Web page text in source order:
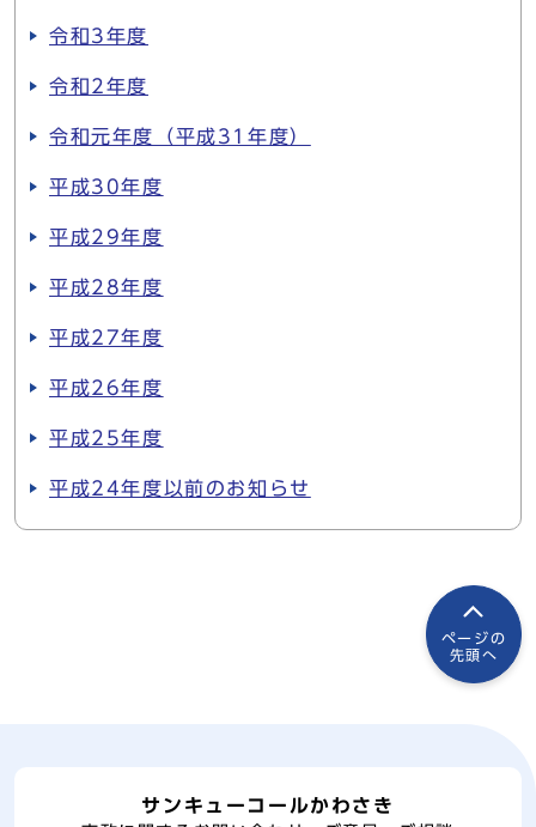
令和3年度
令和2年度
令和元年度（平成31年度）
平成30年度
平成29年度
平成28年度
平成27年度
平成26年度
平成25年度
平成24年度以前のお知らせ
ページの
先頭へ
サンキューコールかわさき